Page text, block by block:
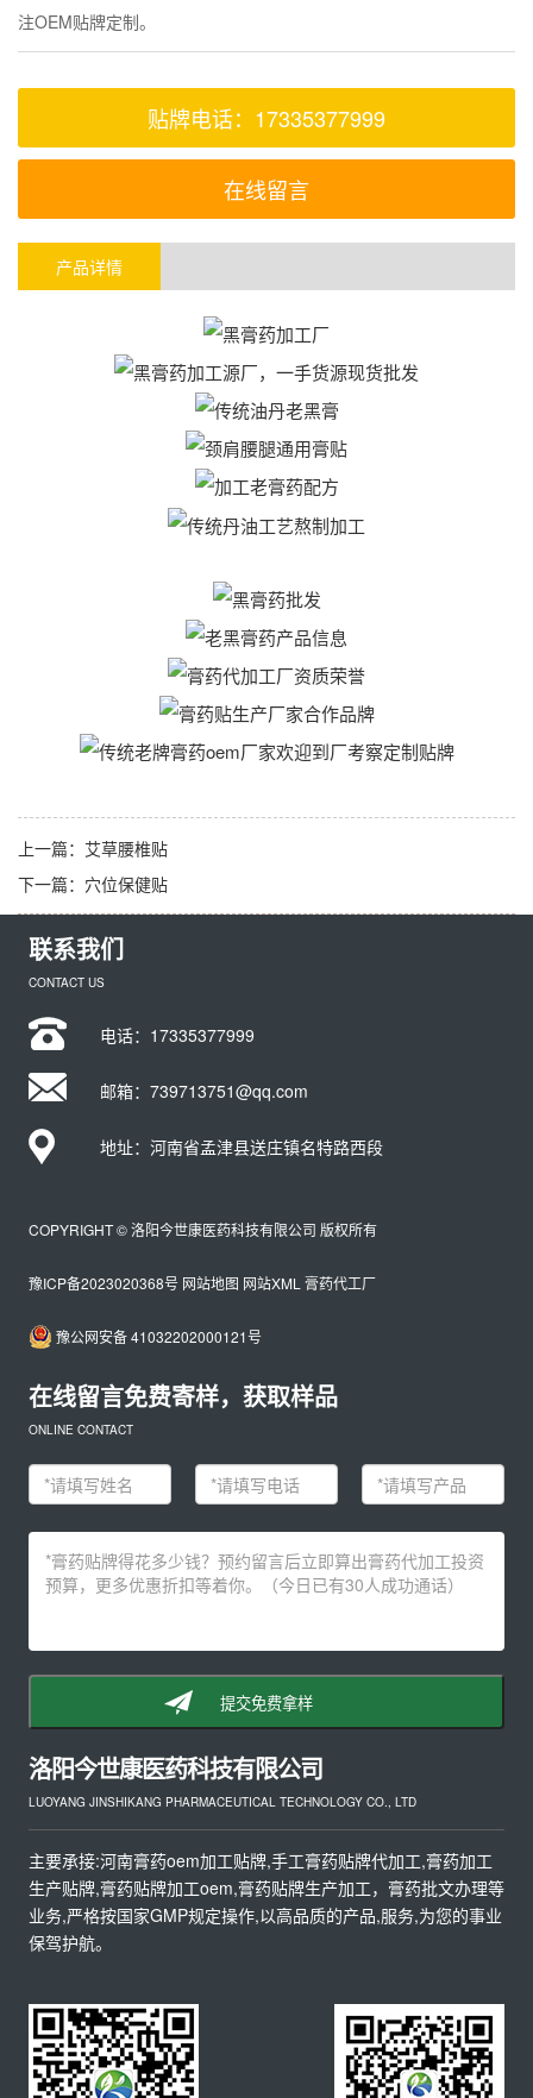
注OEM贴牌定制。
贴牌电话：17335377999
在线留言
产品详情
上一篇： 艾草腰椎贴
下一篇： 穴位保健贴
联系我们
CONTACT US
电话： 17335377999
邮箱：739713751@qq.com
地址：河南省孟津县送庄镇名特路西段
COPYRIGHT © 洛阳今世康医药科技有限公司 版权所有
豫ICP备2023020368号 网站地图 网站XML 膏药代工厂
豫公网安备 41032202000121号
在线留言免费寄样，获取样品
ONLINE CONTACT
提交免费拿样
洛阳今世康医药科技有限公司
LUOYANG JINSHIKANG PHARMACEUTICAL TECHNOLOGY CO., LTD
主要承接:河南膏药oem加工贴牌,手工膏药贴牌代加工,膏药加工
生产贴牌,膏药贴牌加工oem,膏药贴牌生产加工，膏药批文办理等
业务,严格按国家GMP规定操作,以高品质的产品,服务,为您的事业
保驾护航。